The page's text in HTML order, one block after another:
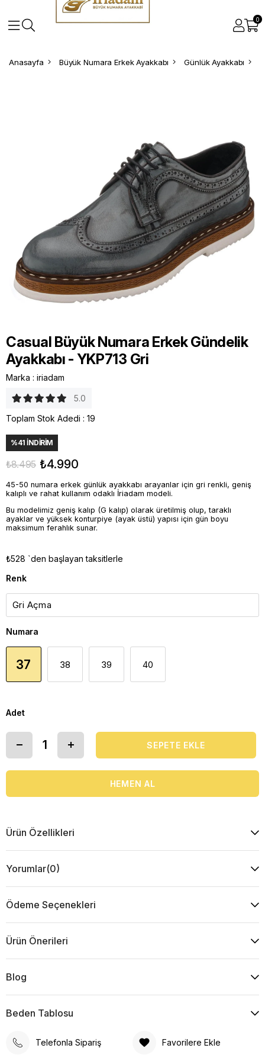
0
Anasayfa Büyük Numara Erkek Ayakkabı Günlük Ayakkabı
Casual Büyük Numara Erkek Gündelik
Ayakkabı - YKP713 Gri
Marka : iriadam
5.0
Toplam Stok Adedi : 19
%41 İNDIRIM
₺8.495 ₺4.990
45-50 numara erkek günlük ayakkabı arayanlar için gri renkli, geniş
kalıplı ve rahat kullanım odaklı İriadam modeli.
Bu modelimiz geniş kalıp (G kalıp) olarak üretilmiş olup, taraklı
ayaklar ve yüksek konturpiye (ayak üstü) yapısı için gün boyu
maksimum ferahlık sunar.
₺528 `den başlayan taksitlerle
Renk
Numara
37 38 39 40
Adet
Ürün Özellikleri
Yorumlar(0)
Ödeme Seçenekleri
Ürün Önerileri
Blog
Beden Tablosu
Telefonla Sipariş Favorilere Ekle